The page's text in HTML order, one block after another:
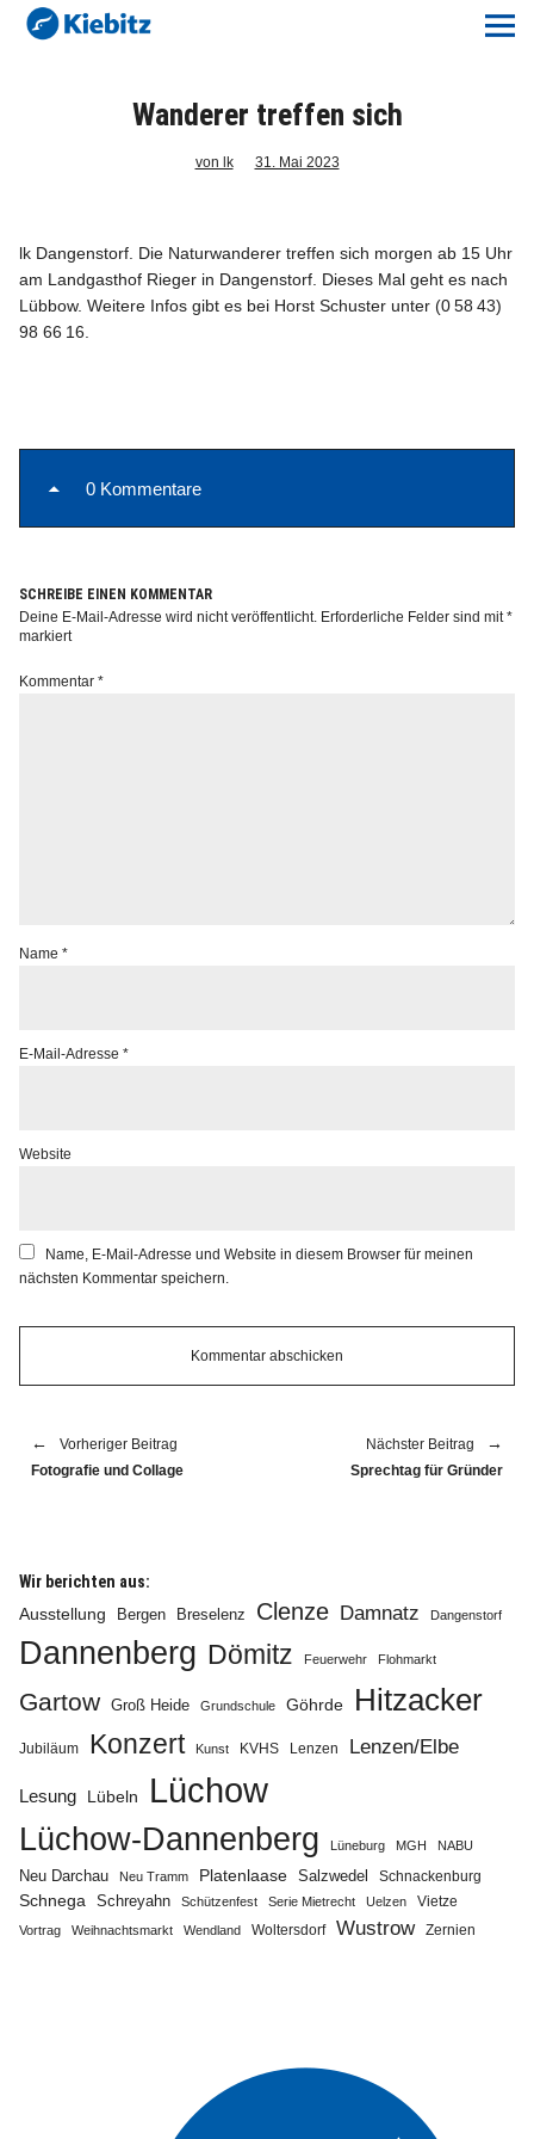
Kiebitz-Online
Aktuelles E-Paper
Anzeigenpreise
Unser Team
Info
Wanderer treffen sich
von lk 31. Mai 2023
lk Dangenstorf. Die Naturwanderer treffen sich morgen ab 15 Uhr
am Landgasthof Rieger in Dangenstorf. Dieses Mal geht es nach
Lübbow. Weitere Infos gibt es bei Horst Schuster unter (0 58 43)
98 66 16.
0 Kommentare
SCHREIBE EINEN KOMMENTAR
Deine E-Mail-Adresse wird nicht veröffentlicht. Erforderliche Felder sind mit*
markiert
Kommentar*
Name*
E-Mail-Adresse*
Website
Name, E-Mail-Adresse und Website in diesem Browser für meinen
nächsten Kommentar speichern.
Vorheriger Beitrag
Fotografie und Collage
Nächster Beitrag
Sprechtag für Gründer
Wir berichten aus:
Ausstellung
Bergen Breselenz Clenze Damnatz Dangenstorf
Dannenberg Dömitz Feuerwehr Flohmarkt
Gartow Groß Heide Grundschule Göhrde Hitzacker
Jubiläum Konzert Kunst KVHS Lenzen Lenzen/Elbe
Lesung Lübeln Lüchow
Lüchow-Dannenberg Lüneburg MGH NABU
Neu Darchau Neu Tramm Platenlaase Salzwedel Schnackenburg
Schnega Schreyahn Schützenfest Serie Mietrecht Uelzen Vietze
Vortrag Weihnachtsmarkt Wendland Woltersdorf Wustrow Zernien